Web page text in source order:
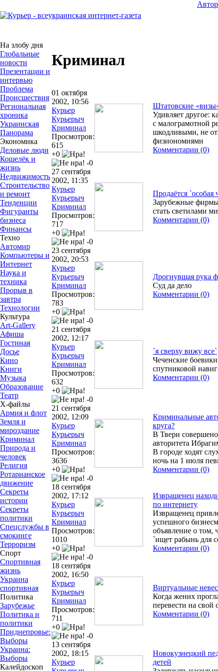
На злобу дня
Глобальные
новости
Презентации и
интервью
Проблема
Происшествия
Региональная
хроника
Украинская
Панорама
Экономика
Деловые люди
Кошелёк и
жизнь
Недвижимость
Строительство
и ремонт
Тенденции
Фигуранты
бизнеса
Финансы
Техно
Автомир
Компьютеры и
Интернет
Наука и
техника
Прорыв в
завтра
Технологии
Культура
Art-Gallery
Афиша
Гостиная
Досье
Кино
Книги
Музыка
Образование
Театр
Х-файлы
Армия и флот
Земля и
мироздание
Криминал
Природа и
человек
Религия
Ротарианское
движение
Секреты
истории
Секреты
политики
Спецслужбы в
смокинге
Терроризм
Спорт
Спортивная
жизнь
Украина
спортивная
Политика
Зарубежье
Политика и
политики
Приднепровье:
Выборы
Украина:
Выборы
Калейдоскоп
Криминал
01 октября
2002, 10:56
Курьер
Курьерыч
Криминал
Просмотров:
615
+0
-0
Штатовские
Удивляет другое:
с малограмотной
шкодливыми, не
физиономиями
Комментарии (0)
27 сентября
2002, 11:35
Курьер
Курьерыч
Криминал
Просмотров:
717
+0
-0
Продаётся `особая
Зарубежные
стать светилами
Комментарии (0)
23 сентября
2002, 20:53
Курьер
Курьерыч
Криминал
Просмотров:
783
+0
-0
Дрогнувшая рука
Суд да дело
Комментарии (0)
21 сентября
2002, 12:17
Курьер
Курьерыч
Криминал
Просмотров:
632
+0
-0
`я сверху вижу все`
Чеченские
спутниковой
Комментарии (0)
21 сентября
2002, 12:09
Курьер
Курьерыч
Криминал
Просмотров:
3636
+0
-0
Криминальные
круга?
В Твери
авторитета
В городе ходят
ночь на 1 июля
Комментарии (0)
18 сентября
2002, 17:12
Курьер
Курьерыч
Криминал
Просмотров:
1010
+0
-0
Извращенец
по интернету
Извращенец
успешного
объявление о
`ищет рабынь для
Комментарии (0)
18 сентября
2002, 16:50
Курьер
Курьерыч
Криминал
Просмотров:
711
+0
-0
Виртуальные
Когда жених
перевести на свой
Комментарии (0)
13 сентября
2002, 18:15
Курьер
Новокузнецкий
детей